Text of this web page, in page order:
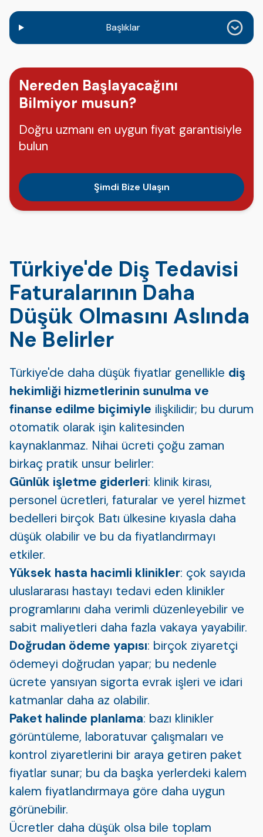
Başlıklar
Nereden Başlayacağını
Bilmiyor musun?
Doğru uzmanı en uygun fiyat garantisiyle
bulun
Şimdi Bize Ulaşın
Türkiye'de Diş Tedavisi
Faturalarının Daha
Düşük Olmasını Aslında
Ne Belirler
Türkiye'de daha düşük fiyatlar genellikle diş
hekimliği hizmetlerinin sunulma ve
finanse edilme biçimiyle ilişkilidir; bu durum
otomatik olarak işin kalitesinden
kaynaklanmaz. Nihai ücreti çoğu zaman
birkaç pratik unsur belirler:
Günlük işletme giderleri: klinik kirası,
personel ücretleri, faturalar ve yerel hizmet
bedelleri birçok Batı ülkesine kıyasla daha
düşük olabilir ve bu da fiyatlandırmayı
etkiler.
Yüksek hasta hacimli klinikler: çok sayıda
uluslararası hastayı tedavi eden klinikler
programlarını daha verimli düzenleyebilir ve
sabit maliyetleri daha fazla vakaya yayabilir.
Doğrudan ödeme yapısı: birçok ziyaretçi
ödemeyi doğrudan yapar; bu nedenle
ücrete yansıyan sigorta evrak işleri ve idari
katmanlar daha az olabilir.
Paket halinde planlama: bazı klinikler
görüntüleme, laboratuvar çalışmaları ve
kontrol ziyaretlerini bir araya getiren paket
fiyatlar sunar; bu da başka yerlerdeki kalem
kalem fiyatlandırmaya göre daha uygun
görünebilir.
Ücretler daha düşük olsa bile toplam